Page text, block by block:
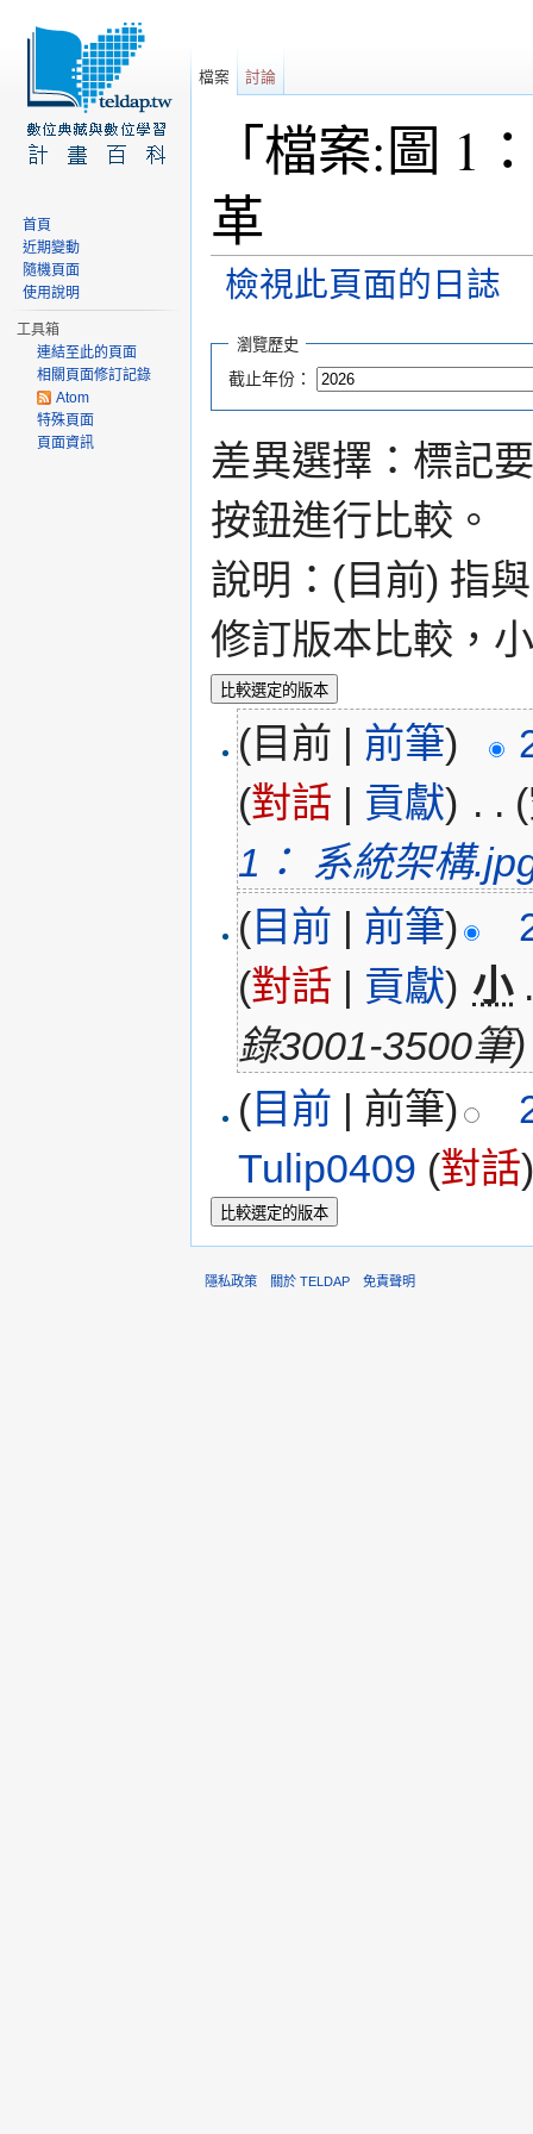
「檔案:圖 1
革
檢視此頁面的日誌
瀏覽歷史
截止年份：
差異選擇：標記
按鈕進行比較。
說明：(目前) 指
修訂版本比較，
(目前 | 前筆)
(對話 | 貢獻) . .
1： 系統架構
( 目前 | 前筆)
(對話 | 貢獻) 小
錄3001-3500筆)
( 目前 | 前筆)
Tulip0409 (對話
檔案 討論
首頁
近期變動
隨機頁面
使用說明
工具箱
連結至此的頁面
相關頁面修訂記錄
Atom
特殊頁面
頁面資訊
隱私政策 關於 TELDAP 免責聲明